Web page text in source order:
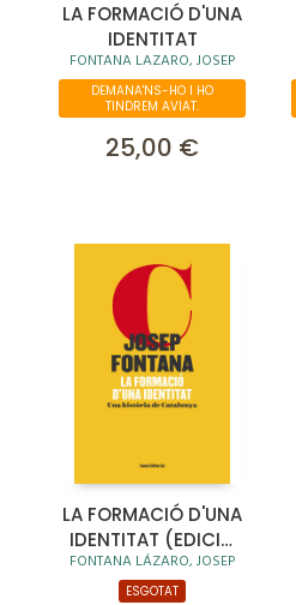
LA FORMACIÓ D'UNA
IDENTITAT
FONTANA LAZARO, JOSEP
DEMANA'NS-HO I HO
TINDREM AVIAT.
25,00 €
LA FORMACIÓ D'UNA
IDENTITAT (EDICIÓ
IL·LUSTRADA)
FONTANA LÁZARO, JOSEP
ESGOTAT